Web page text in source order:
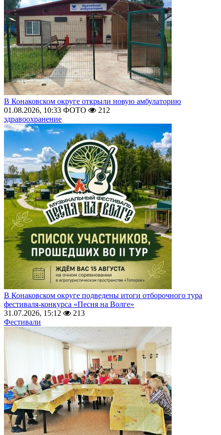
В Конаковском округе открыли новую амбулаторию
01.08.2026, 10:33 ФОТО
212
здравоохранение
В Конаковском округе подведены итоги отборочного тура
фестиваля-конкурса «Песня на Волге»
31.07.2026, 15:12
213
Фестивали